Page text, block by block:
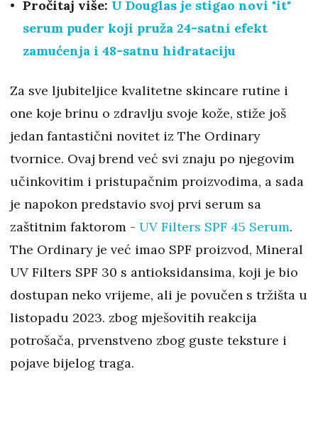
Pročitaj više: U Douglas je stigao novi "it"
serum puder koji pruža 24-satni efekt
zamućenja i 48-satnu hidrataciju
Za sve ljubiteljice kvalitetne skincare rutine i
one koje brinu o zdravlju svoje kože, stiže još
jedan fantastični novitet iz The Ordinary
tvornice. Ovaj brend već svi znaju po njegovim
učinkovitim i pristupačnim proizvodima, a sada
je napokon predstavio svoj prvi serum sa
zaštitnim faktorom - UV Filters SPF 45 Serum.
The Ordinary je već imao SPF proizvod, Mineral
UV Filters SPF 30 s antioksidansima, koji je bio
dostupan neko vrijeme, ali je povučen s tržišta u
listopadu 2023. zbog mješovitih reakcija
potrošača, prvenstveno zbog guste teksture i
pojave bijelog traga.